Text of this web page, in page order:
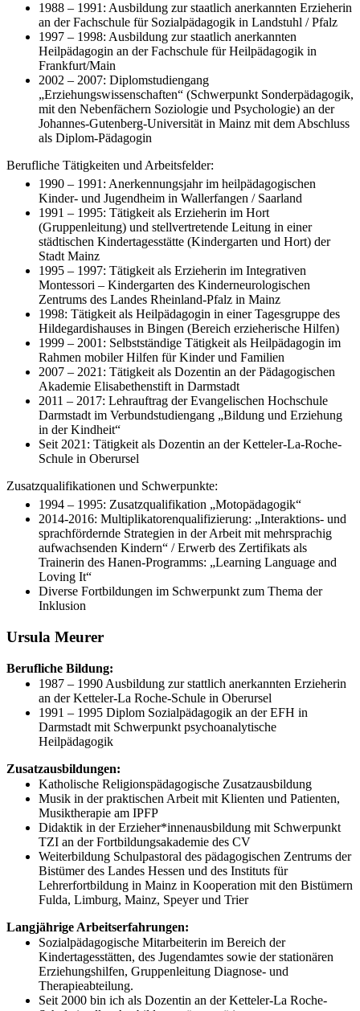
1988 – 1991: Ausbildung zur staatlich anerkannten Erzieherin
an der Fachschule für Sozialpädagogik in Landstuhl / Pfalz
1997 – 1998: Ausbildung zur staatlich anerkannten
Heilpädagogin an der Fachschule für Heilpädagogik in
Frankfurt/Main
2002 – 2007: Diplomstudiengang
„Erziehungswissenschaften“ (Schwerpunkt Sonderpädagogik,
mit den Nebenfächern Soziologie und Psychologie) an der
Johannes-Gutenberg-Universität in Mainz mit dem Abschluss
als Diplom-Pädagogin
Berufliche Tätigkeiten und Arbeitsfelder:
1990 – 1991: Anerkennungsjahr im heilpädagogischen
Kinder- und Jugendheim in Wallerfangen / Saarland
1991 – 1995: Tätigkeit als Erzieherin im Hort
(Gruppenleitung) und stellvertretende Leitung in einer
städtischen Kindertagesstätte (Kindergarten und Hort) der
Stadt Mainz
1995 – 1997: Tätigkeit als Erzieherin im Integrativen
Montessori – Kindergarten des Kinderneurologischen
Zentrums des Landes Rheinland-Pfalz in Mainz
1998: Tätigkeit als Heilpädagogin in einer Tagesgruppe des
Hildegardishauses in Bingen (Bereich erzieherische Hilfen)
1999 – 2001: Selbstständige Tätigkeit als Heilpädagogin im
Rahmen mobiler Hilfen für Kinder und Familien
2007 – 2021: Tätigkeit als Dozentin an der Pädagogischen
Akademie Elisabethenstift in Darmstadt
2011 – 2017: Lehrauftrag der Evangelischen Hochschule
Darmstadt im Verbundstudiengang „Bildung und Erziehung
in der Kindheit“
Seit 2021: Tätigkeit als Dozentin an der Ketteler-La-Roche-
Schule in Oberursel
Zusatzqualifikationen und Schwerpunkte:
1994 – 1995: Zusatzqualifikation „Motopädagogik“
2014-2016: Multiplikatorenqualifizierung: „Interaktions- und
sprachfördernde Strategien in der Arbeit mit mehrsprachig
aufwachsenden Kindern“ / Erwerb des Zertifikats als
Trainerin des Hanen-Programms: „Learning Language and
Loving It“
Diverse Fortbildungen im Schwerpunkt zum Thema der
Inklusion
Ursula Meurer
Berufliche Bildung:
1987 – 1990 Ausbildung zur stattlich anerkannten Erzieherin
an der Ketteler-La Roche-Schule in Oberursel
1991 – 1995 Diplom Sozialpädagogik an der EFH in
Darmstadt mit Schwerpunkt psychoanalytische
Heilpädagogik
Zusatzausbildungen:
Katholische Religionspädagogische Zusatzausbildung
Musik in der praktischen Arbeit mit Klienten und Patienten,
Musiktherapie am IPFP
Didaktik in der Erzieher*innenausbildung mit Schwerpunkt
TZI an der Fortbildungsakademie des CV
Weiterbildung Schulpastoral des pädagogischen Zentrums der
Bistümer des Landes Hessen und des Instituts für
Lehrerfortbildung in Mainz in Kooperation mit den Bistümern
Fulda, Limburg, Mainz, Speyer und Trier
Langjährige Arbeitserfahrungen:
Sozialpädagogische Mitarbeiterin im Bereich der
Kindertagesstätten, des Jugendamtes sowie der stationären
Erziehungshilfen, Gruppenleitung Diagnose- und
Therapieabteilung.
Seit 2000 bin ich als Dozentin an der Ketteler-La Roche-